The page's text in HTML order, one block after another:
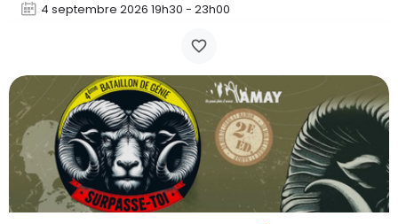
4 septembre 2026 19h30 - 23h00